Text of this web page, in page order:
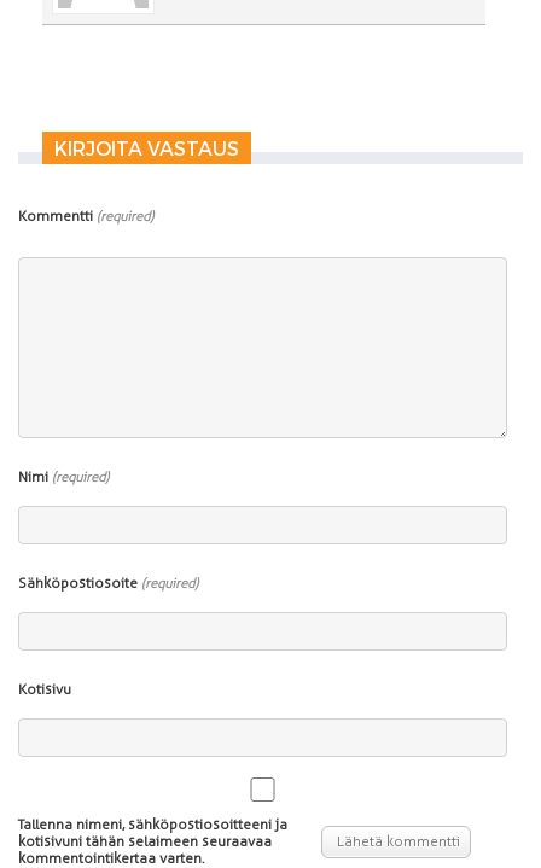
KIRJOITA VASTAUS
Kommentti (required)
Nimi (required)
Sähköpostiosoite (required)
Kotisivu
Tallenna nimeni, sähköpostiosoitteeni ja
kotisivuni tähän selaimeen seuraavaa
kommentointikertaa varten.